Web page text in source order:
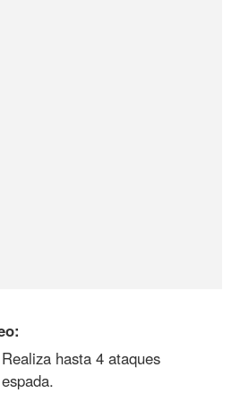
Realiza hasta 4 ataques